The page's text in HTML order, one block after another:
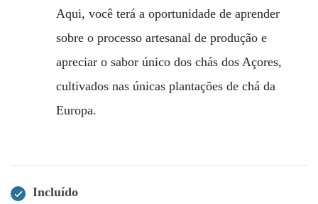
Aqui, você terá a oportunidade de aprender
sobre o processo artesanal de produção e
apreciar o sabor único dos chás dos Açores,
cultivados nas únicas plantações de chá da
Europa.
Incluído